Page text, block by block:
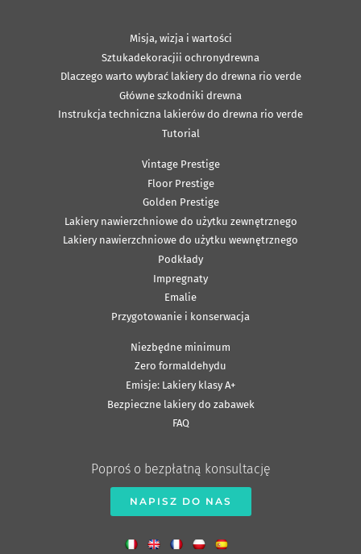
Misja, wizja i wartości
Sztukadekoracjii ochronydrewna
Dlaczego warto wybrać lakiery do drewna rio verde
Główne szkodniki drewna
Instrukcja techniczna lakierów do drewna rio verde
Tutorial
Vintage Prestige
Floor Prestige
Golden Prestige
Lakiery nawierzchniowe do użytku zewnętrznego
Lakiery nawierzchniowe do użytku wewnętrznego
Podkłady
Impregnaty
Emalie
Przygotowanie i konserwacja
Niezbędne minimum
Zero formaldehydu
Emisje: Lakiery klasy A+
Bezpieczne lakiery do zabawek
FAQ
Poproś o bezpłatną konsultację
NAPISZ DO NAS